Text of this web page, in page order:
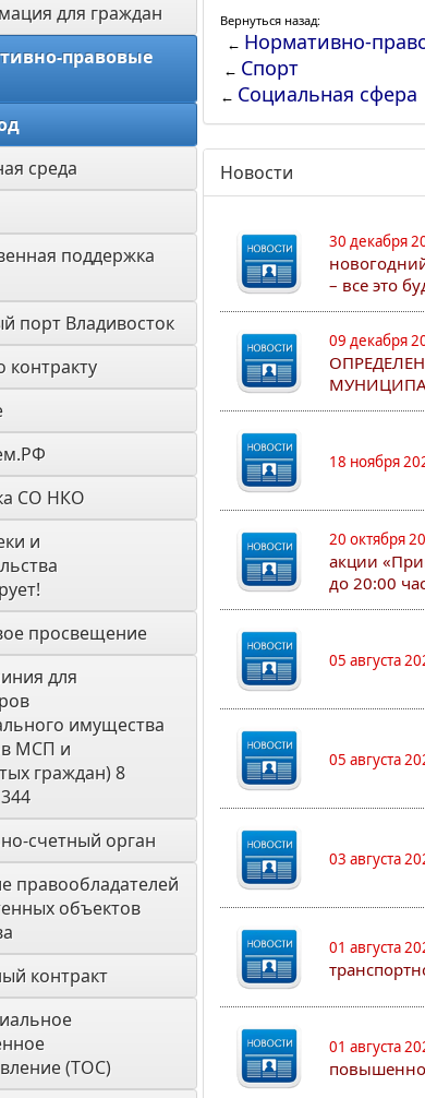
для граждан
правовые
среда
поддержка
порт Владивосток
контракту
СО НКО
и
просвещение
для
имущества
МСП и
граждан) 8
счетный орган
правообладателей
объектов
контракт
(ТОС)
Вернуться назад:
← Нормативно-
← Спорт
← Социальная сфера
Новости
30 декабря
– все это
09 декабря
18 ноября
20 октября
акции
до 20:00
05 августа
05 августа
03 августа
01 августа
01 августа